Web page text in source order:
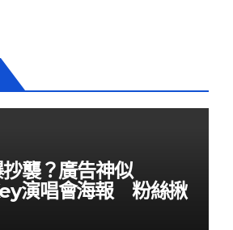
襲？廣告神似
演唱會海報 粉絲揪